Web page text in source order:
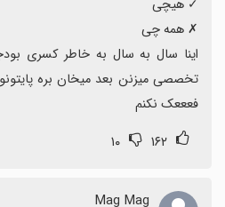
فعععک نکنم
۱۶۲ ۱۰
Mag Mag